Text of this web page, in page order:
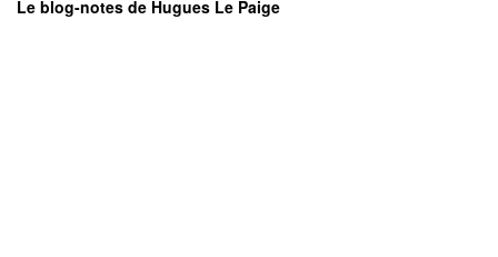
Le blog-notes de Hugues Le Paige